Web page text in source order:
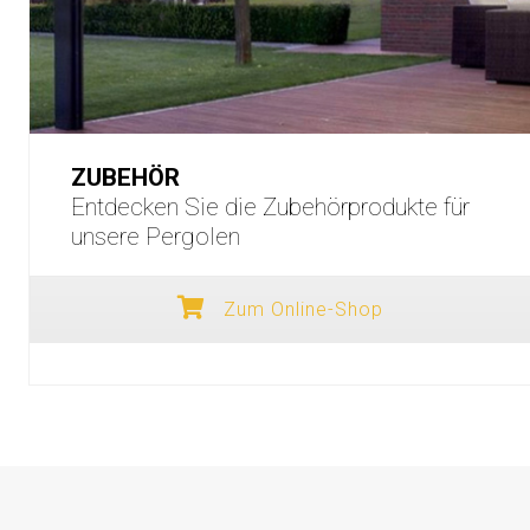
ZUBEHÖR
Entdecken Sie die Zubehörprodukte für
unsere Pergolen
Zum Online-Shop